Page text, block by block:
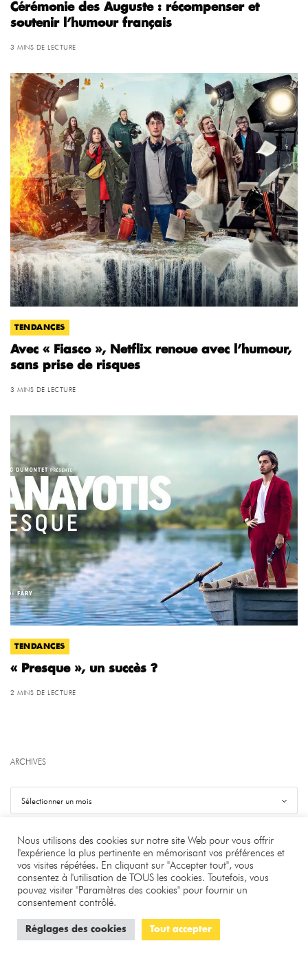
Cérémonie des Auguste : récompenser et
soutenir l’humour français
3 MINS DE LECTURE
TENDANCES
Avec « Fiasco », Netflix renoue avec l’humour,
sans prise de risques
3 MINS DE LECTURE
TENDANCES
« Presque », un succès ?
2 MINS DE LECTURE
ARCHIVES
© Benjamin Bourgeois .
À PROPOS LA RÉDACTION
CONFIDENTIALITÉ MENTIONS LÉGALES
Nous utilisons des cookies sur notre site Web pour vous offrir
l'expérience la plus pertinente en mémorisant vos préférences et
vos visites répétées. En cliquant sur "Accepter tout", vous
consentez à l'utilisation de TOUS les cookies. Toutefois, vous
pouvez visiter "Paramètres des cookies" pour fournir un
consentement contrôlé.
Réglages des cookies Tout accepter